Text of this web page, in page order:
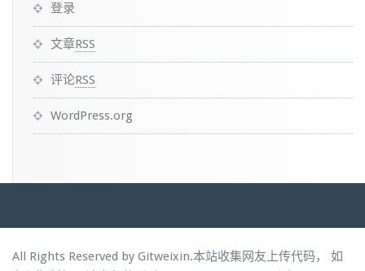
登录
文章RSS
评论RSS
WordPress.org
All Rights Reserved by Gitweixin.本站收集网友上传代码， 如